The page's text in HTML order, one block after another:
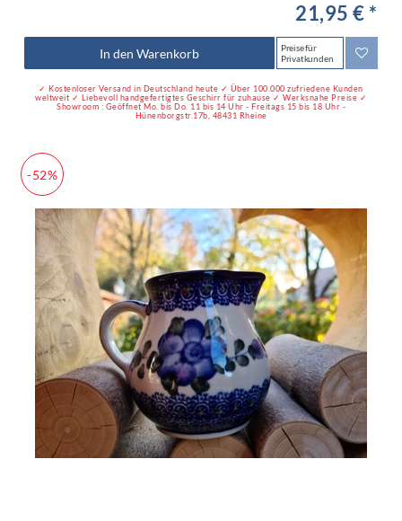
21,95 € *
In den Warenkorb
Preise für
Privatkunden
✓ Kostenloser Versand in Deutschland heute ✓ Über 100.000 zufriedene Kunden
weltweit ✓ Liebevoll handgefertigtes Geschirr für zuhause ✓ Werksnahe Preise ✓
Showroom : Geöffnet Mo. bis Do. 11 bis 14 Uhr - Freitags 15 bis 18 Uhr -
Hünenborgstr.17b, 48431 Rheine
-52%